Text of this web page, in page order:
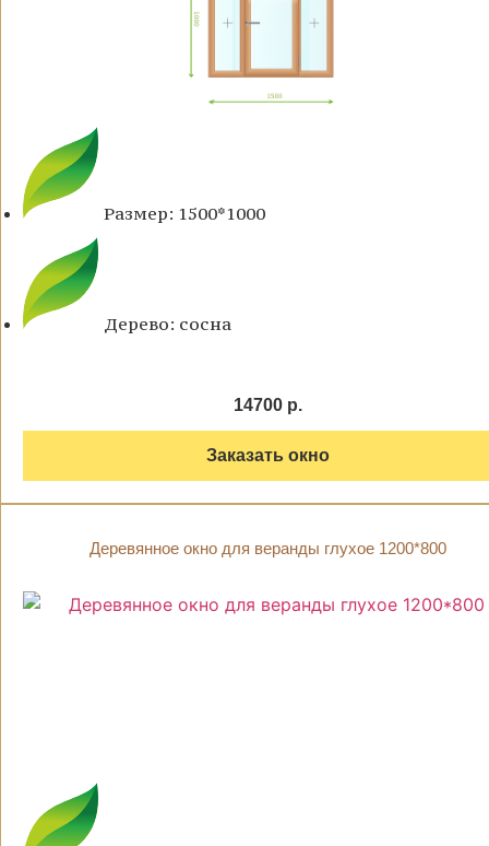
Размер: 1500*1000
Дерево: сосна
14700 р.
Заказать окно
Деревянное окно для веранды глухое 1200*800